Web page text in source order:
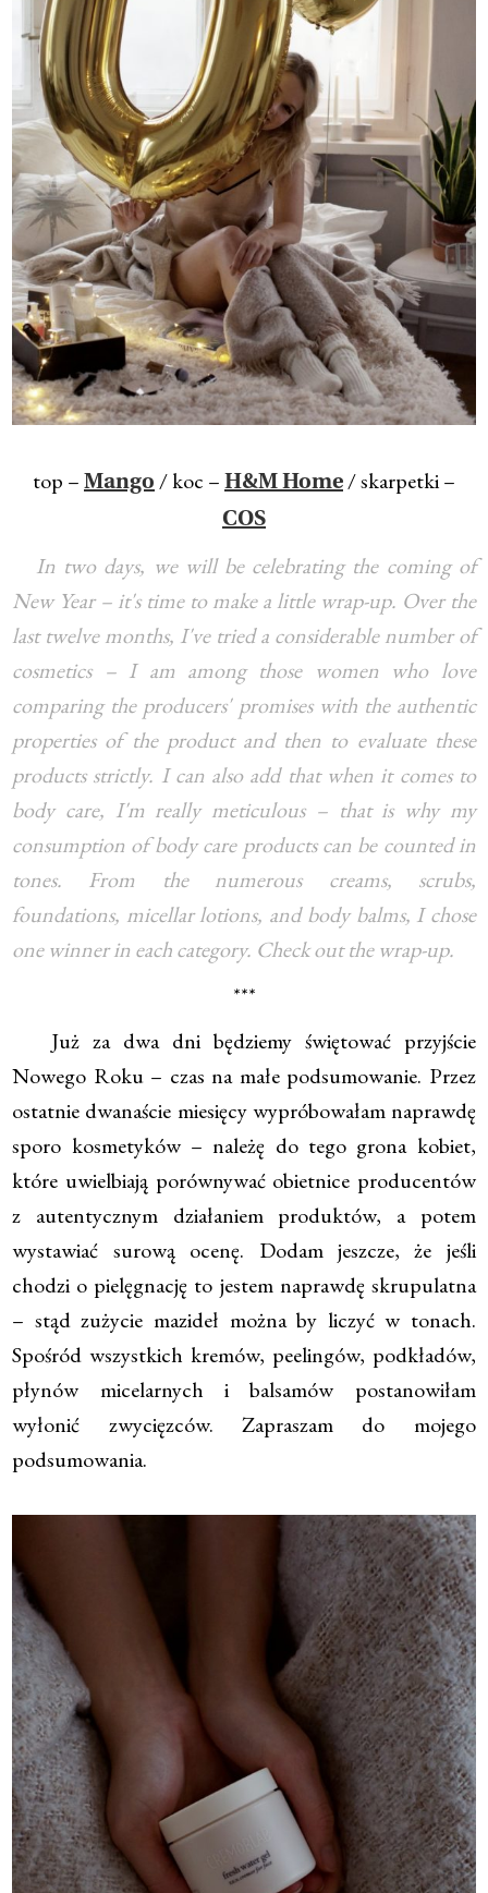
top – Mango / koc – H&M Home / skarpetki –
COS
In two days, we will be celebrating the coming of
New Year – it's time to make a little wrap-up. Over the
last twelve months, I've tried a considerable number of
cosmetics – I am among those women who love
comparing the producers' promises with the authentic
properties of the product and then to evaluate these
products strictly. I can also add that when it comes to
body care, I'm really meticulous – that is why my
consumption of body care products can be counted in
tones. From the numerous creams, scrubs,
foundations, micellar lotions, and body balms, I chose
one winner in each category. Check out the wrap-up.
***
Już za dwa dni będziemy świętować przyjście
Nowego Roku – czas na małe podsumowanie. Przez
ostatnie dwanaście miesięcy wypróbowałam naprawdę
sporo kosmetyków – należę do tego grona kobiet,
które uwielbiają porównywać obietnice producentów
z autentycznym działaniem produktów, a potem
wystawiać surową ocenę. Dodam jeszcze, że jeśli
chodzi o pielęgnację to jestem naprawdę skrupulatna
– stąd zużycie mazideł można by liczyć w tonach.
Spośród wszystkich kremów, peelingów, podkładów,
płynów micelarnych i balsamów postanowiłam
wyłonić zwycięzców. Zapraszam do mojego
podsumowania.